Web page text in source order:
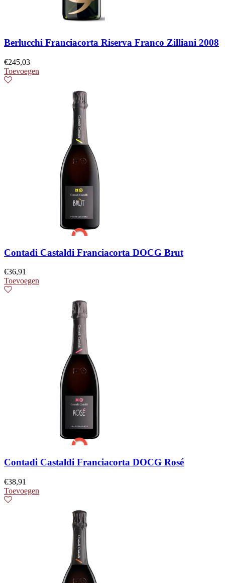
Berlucchi Franciacorta Riserva Franco Zilliani 2008
€245,03
Toevoegen
Contadi Castaldi Franciacorta DOCG Brut
€36,91
Toevoegen
Contadi Castaldi Franciacorta DOCG Rosé
€38,91
Toevoegen